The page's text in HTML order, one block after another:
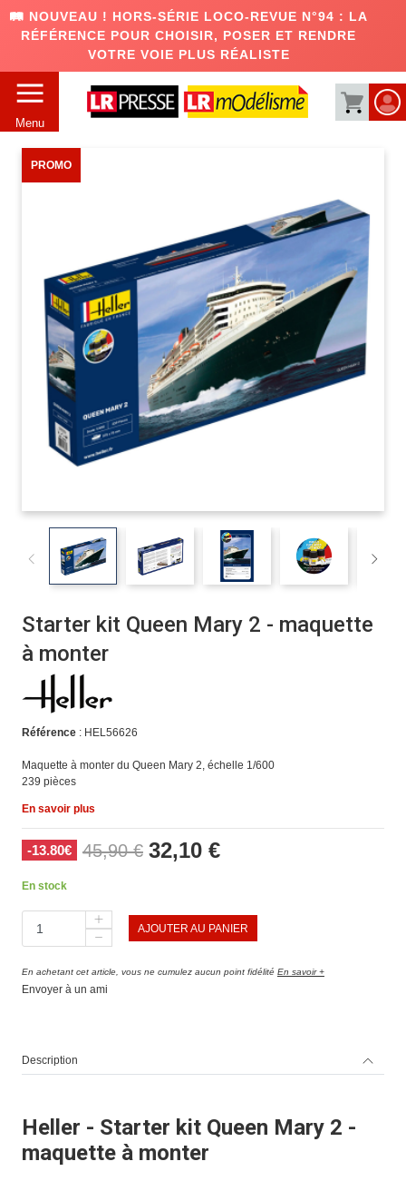
🛤️ NOUVEAU ! HORS-SÉRIE LOCO-REVUE N°94 : LA
RÉFÉRENCE POUR CHOISIR, POSER ET RENDRE
VOTRE VOIE PLUS RÉALISTE
Menu
PROMO
Starter kit Queen Mary 2 - maquette
à monter
Référence: HEL56626
Maquette à monter du Queen Mary 2, échelle 1/600
239 pièces
En savoir plus
-13.80€ 45,90 € 32,10 €
En stock
AJOUTER AU PANIER
En achetant cet article, vous ne cumulez aucun point fidélité En savoir +
Envoyer à un ami
Description
Heller - Starter kit Queen Mary 2 -
maquette à monter